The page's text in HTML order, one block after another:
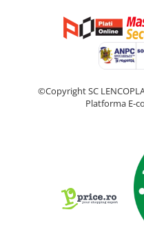
©Copyright SC
Platforma E-